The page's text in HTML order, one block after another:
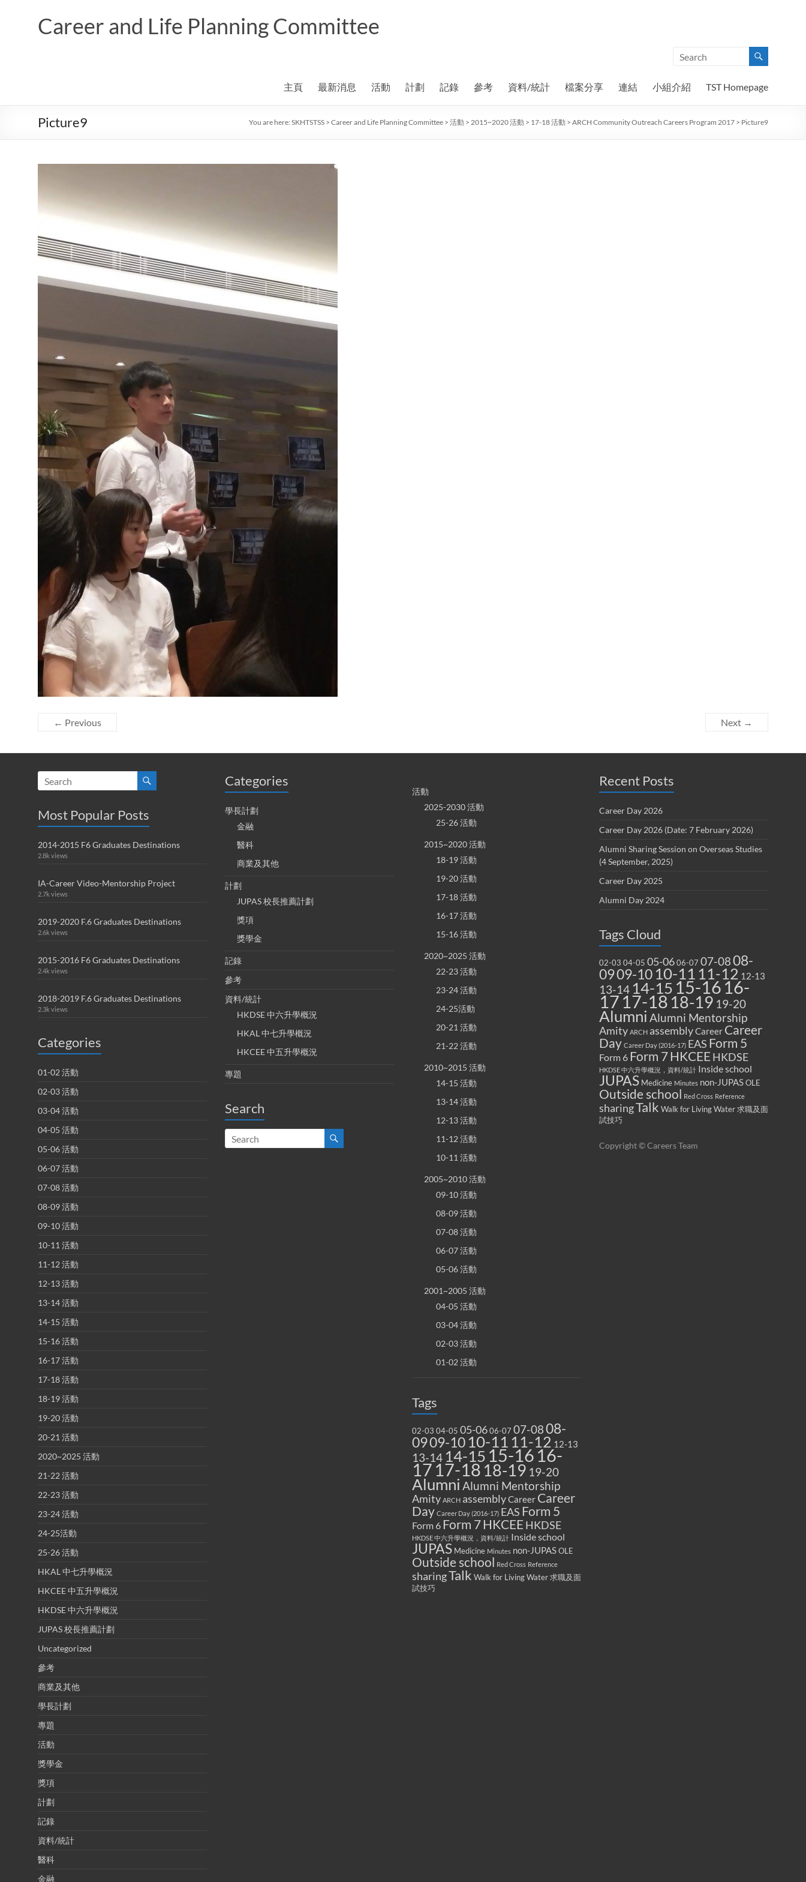
Career and Life Planning Committee
主頁 最新消息 活動 計劃 記錄 參考 資料/統計 檔案分享 連結 小組介紹 TST Homepage
Picture9 You are here: SKHTSTSS > Career and Life Planning Committee > 活動 > 2015~2020 活動 > 17-18 活動 > ARCH Community Outreach Careers Program 2017 > Picture9
← Previous Next →
Most Popular Posts
2014-2015 F6 Graduates Destinations
2.8k views
IA-Career Video-Mentorship Project
2.7k views
2019-2020 F.6 Graduates Destinations
2.6k views
2015-2016 F6 Graduates Destinations
2.4k views
2018-2019 F.6 Graduates Destinations
2.3k views
Categories
01-02 活動
02-03 活動
03-04 活動
04-05 活動
05-06 活動
06-07 活動
07-08 活動
08-09 活動
09-10 活動
10-11 活動
11-12 活動
12-13 活動
13-14 活動
14-15 活動
15-16 活動
16-17 活動
17-18 活動
18-19 活動
19-20 活動
20-21 活動
2020~2025 活動
21-22 活動
22-23 活動
23-24 活動
24-25活動
25-26 活動
HKAL 中七升學概況
HKCEE 中五升學概況
HKDSE 中六升學概況
JUPAS 校長推薦計劃
Uncategorized
參考
商業及其他
學長計劃
專題
活動
獎學金
獎項
計劃
記錄
資料/統計
醫科
金融
Categories
學長計劃
金融
醫科
商業及其他
計劃
JUPAS 校長推薦計劃
獎項
獎學金
記錄
參考
資料/統計
HKDSE 中六升學概況
HKAL 中七升學概況
HKCEE 中五升學概況
專題
Search
活動
2025-2030 活動
25-26 活動
2015~2020 活動
18-19 活動
19-20 活動
17-18 活動
16-17 活動
15-16 活動
2020~2025 活動
22-23 活動
23-24 活動
24-25活動
20-21 活動
21-22 活動
2010~2015 活動
14-15 活動
13-14 活動
12-13 活動
11-12 活動
10-11 活動
2005~2010 活動
09-10 活動
08-09 活動
07-08 活動
06-07 活動
05-06 活動
2001~2005 活動
04-05 活動
03-04 活動
02-03 活動
01-02 活動
Tags
02-03 04-05 05-0606-07 07-0808-
0909-10 10-11 11-12 12-13
13-14 14-15 15-16 16-
17 17-18 18-19 19-20
Alumni Alumni Mentorship
Amity ARCH assemblyCareer Career
Day Career Day (2016-17) EAS Form 5
Form 6 Form 7HKCEE HKDSE
HKDSE 中六升學概況，資料/統計 Inside school
JUPAS Medicine Minutes non-JUPASOLE
Outside school Red Cross Reference
sharingTalk Walk for Living Water求職及面
試技巧
Recent Posts
Career Day 2026
Career Day 2026 (Date: 7 February 2026)
Alumni Sharing Session on Overseas Studies
(4 September, 2025)
Career Day 2025
Alumni Day 2024
Tags Cloud
02-03 04-05 05-0606-07 07-0808-
0909-10 10-11 11-12 12-13
13-14 14-15 15-16 16-
17 17-18 18-19 19-20
Alumni Alumni Mentorship
Amity ARCH assemblyCareer Career
Day Career Day (2016-17) EAS Form 5
Form 6 Form 7HKCEE HKDSE
HKDSE 中六升學概況，資料/統計 Inside school
JUPAS Medicine Minutes non-JUPASOLE
Outside school Red Cross Reference
sharingTalk Walk for Living Water求職及面
試技巧
Copyright © Careers Team